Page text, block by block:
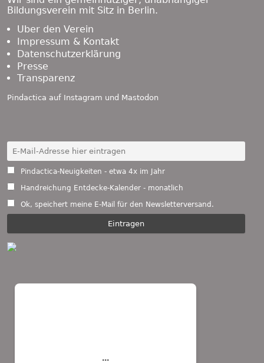
Bildungsverein mit Sitz in Berlin.
Über den Verein
Impressum & Kontakt
Datenschutzerklärung
Presse
Transparenz
Pindactica auf Instagram und Mastodon
Pindactica-Neuigkeiten - etwa 4x im Jahr
Handreichung Entdecke-Kalender - monatlich
Ok, speichert meine E-Mail für den Newsletterversand.